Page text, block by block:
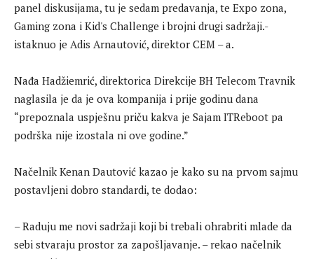
panel diskusijama, tu je sedam predavanja, te Expo zona,
Gaming zona i Kid's Challenge i brojni drugi sadržaji.-
istaknuo je Adis Arnautović, direktor CEM – a.
Nađa Hadžiemrić, direktorica Direkcije BH Telecom Travnik
naglasila je da je ova kompanija i prije godinu dana
“prepoznala uspješnu priču kakva je Sajam ITReboot pa
podrška nije izostala ni ove godine.”
Načelnik Kenan Dautović kazao je kako su na prvom sajmu
postavljeni dobro standardi, te dodao:
– Raduju me novi sadržaji koji bi trebali ohrabriti mlade da
sebi stvaraju prostor za zapošljavanje. – rekao načelnik